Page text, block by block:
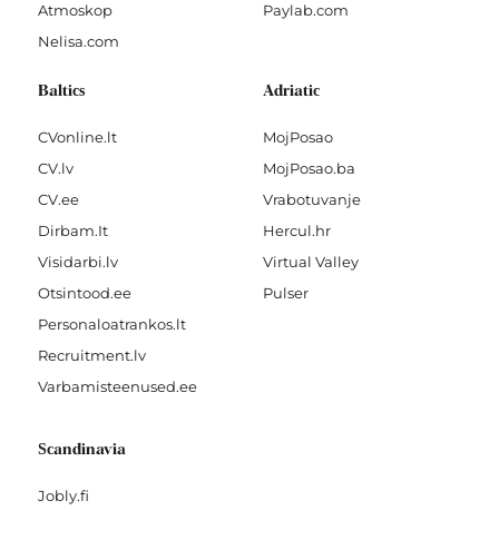
Atmoskop
Nelisa.com
Paylab.com
Baltics
CVonline.lt
CV.lv
CV.ee
Dirbam.It
Visidarbi.lv
Otsintood.ee
Personaloatrankos.lt
Recruitment.lv
Varbamisteenused.ee
Adriatic
MojPosao
MojPosao.ba
Vrabotuvanje
Hercul.hr
Virtual Valley
Pulser
Scandinavia
Jobly.fi